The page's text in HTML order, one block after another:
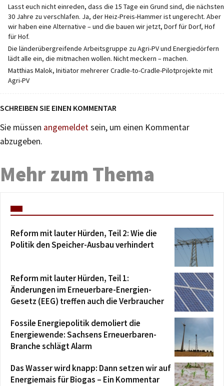
Lasst euch nicht einreden, dass die 15 Tage ein Grund sind, die nächsten
30 Jahre zu verschlafen. Ja, der Heiz-Preis-Hammer ist ungerecht. Aber
wir haben eine Alternative – und die bauen wir jetzt, Dorf für Dorf, Hof
für Hof.
Die länderübergreifende Arbeitsgruppe zu Agri-PV und Energiedörfern
lädt alle ein, die mitmachen wollen. Nicht meckern – machen.
Matthias Malok, Initiator mehrerer Cradle-to-Cradle-Pilotprojekte mit
Agri-PV
SCHREIBEN SIE EINEN KOMMENTAR
Sie müssen angemeldetsein, um einen Kommentar
abzugeben.
Mehr zum Thema
Reform mit lauter Hürden, Teil 2: Wie die
Politik den Speicher-Ausbau verhindert
Reform mit lauter Hürden, Teil 1:
Änderungen im Erneuerbare-Energien-
Gesetz (EEG) treffen auch die Verbraucher
Fossile Energiepolitik demoliert die
Energiewende: Sachsens Erneuerbaren-
Branche schlägt Alarm
Das Wasser wird knapp: Dann setzen wir auf
Energiemais für Biogas – Ein Kommentar